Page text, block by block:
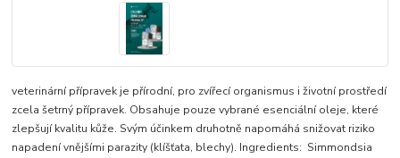
veterinární přípravek je přírodní, pro zvířecí organismus i životní prostředí
zcela šetrný přípravek. Obsahuje pouze vybrané esenciální oleje, které
zlepšují kvalitu kůže. Svým účinkem druhotně napomáhá snižovat riziko
napadení vnějšími parazity (klíšťata, blechy). Ingredients: Simmondsia